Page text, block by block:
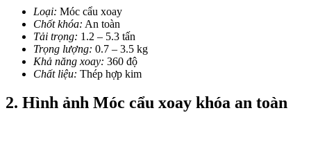
Loại: Móc cẩu xoay
Chốt khóa: An toàn
Tải trọng: 1.2 – 5.3 tấn
Trọng lượng: 0.7 – 3.5 kg
Khả năng xoay: 360 độ
Chất liệu: Thép hợp kim
2. Hình ảnh Móc cẩu xoay khóa an toàn